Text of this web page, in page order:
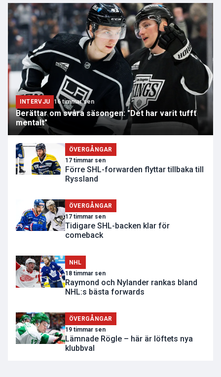
INTERVJU 16 timmar sen
Berättar om svåra säsongen: "Det har varit tufft
mentalt"
ÖVERGÅNGAR
17 timmar sen
Förre SHL-forwarden flyttar tillbaka till
Ryssland
ÖVERGÅNGAR
17 timmar sen
Tidigare SHL-backen klar för
comeback
NHL
18 timmar sen
Raymond och Nylander rankas bland
NHL:s bästa forwards
ÖVERGÅNGAR
19 timmar sen
Lämnade Rögle – här är löftets nya
klubbval